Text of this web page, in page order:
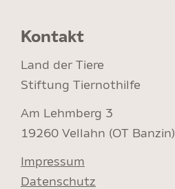
Kontakt
Land der Tiere
Stiftung Tiernothilfe
Am Lehmberg 3
19260 Vellahn (OT Banzin)
Impressum
Datenschutz